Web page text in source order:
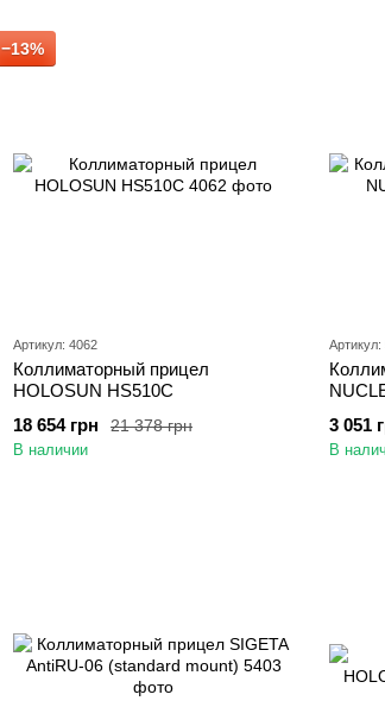
−13%
Артикул: 4062
Коллиматорный прицел
HOLOSUN HS510C
21 378 грн
18 654 грн
В наличии
Артикул:
3 051
В